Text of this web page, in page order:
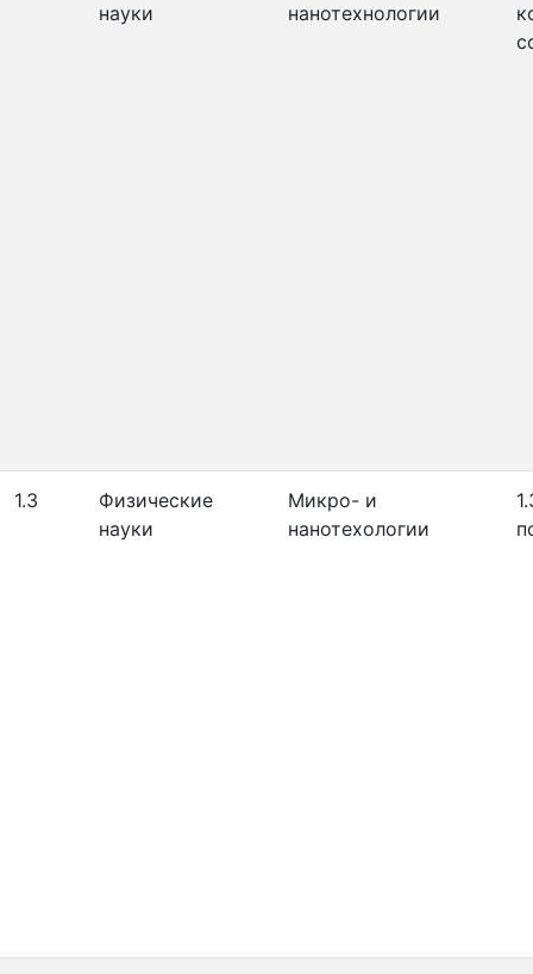
науки
нанотехнологии
1.3
Физические
науки
Микро- и
нанотехологии